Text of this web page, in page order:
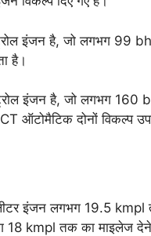
इंजन है, जो लगभग 99
है।
इंजन है, जो लगभग 160
ऑटोमैटिक दोनों विकल्प
इंजन लगभग 19.5 kmpl
kmpl तक का माइलेज देने